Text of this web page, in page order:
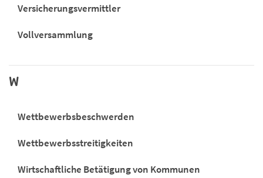
Versicherungsvermittler
Vollversammlung
W
Wettbewerbsbeschwerden
Wettbewerbsstreitigkeiten
Wirtschaftliche Betätigung von Kommunen